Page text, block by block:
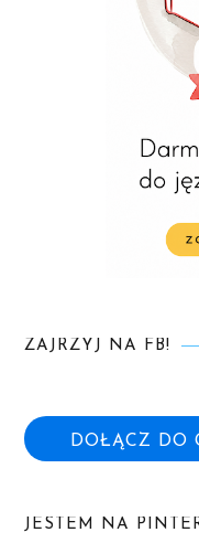
ZAJRZYJ NA FB!
DOŁĄCZ DO
JESTEM NA